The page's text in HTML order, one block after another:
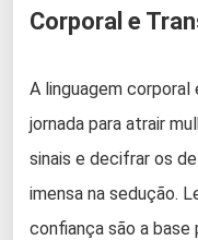
Corporal e
A linguagem corporal
jornada para atrair
sinais e decifrar os
imensa na sedução.
confiança são a base